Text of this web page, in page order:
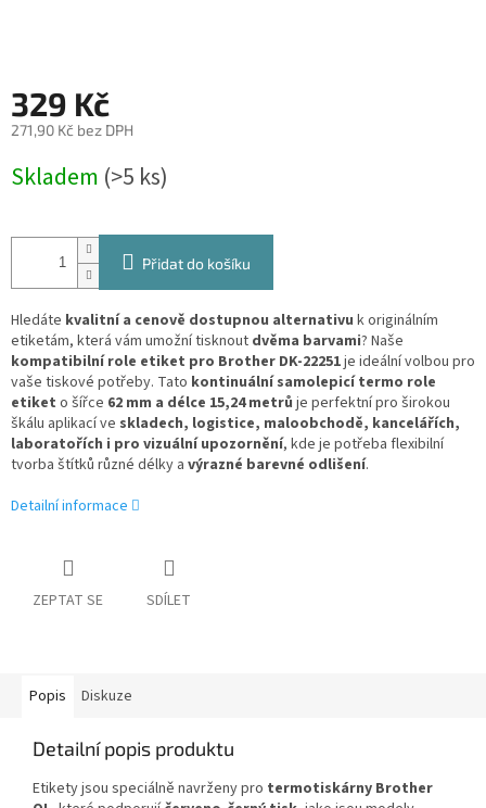
329 Kč
271,90 Kč bez DPH
cena:
Skladem (>5 ks)
Přidat do košíku
Hledáte kvalitní a cenově dostupnou alternativu k originálním
etiketám, která vám umožní tisknout dvěma barvami? Naše
kompatibilní role etiket pro Brother DK-22251je ideální volbou pro
vaše tiskové potřeby. Tato kontinuální samolepicí termo role
etiket o šířce 62 mm a délce 15,24 metrů je perfektní pro širokou
škálu aplikací ve skladech, logistice, maloobchodě, kancelářích,
laboratořích i pro vizuální upozornění, kde je potřeba flexibilní
tvorba štítků různé délky a výrazné barevné odlišení.
Detailní informace
ZEPTAT SE SDÍLET
Popis Diskuze
Detailní popis produktu
Etikety jsou speciálně navrženy pro termotiskárny Brother